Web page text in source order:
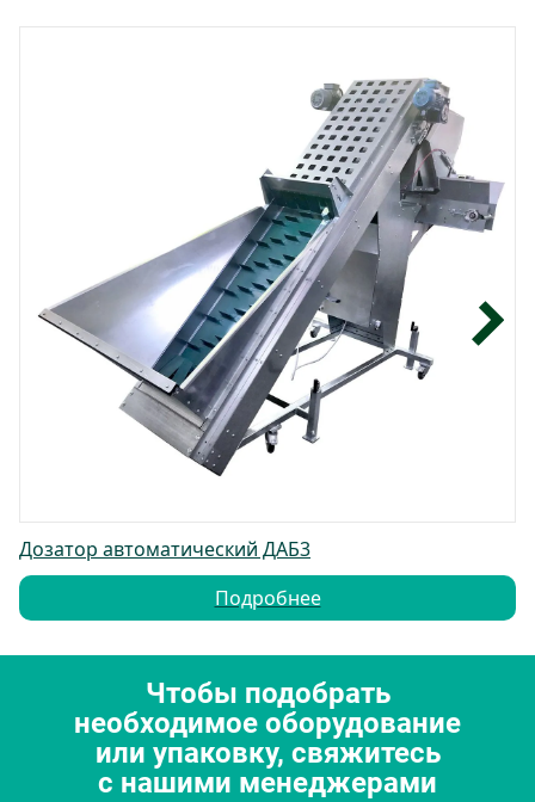
Дозатор автоматический ДАБ3
Подробнее
Чтобы подобрать
необходимое оборудование
или упаковку, свяжитесь
с нашими менеджерами